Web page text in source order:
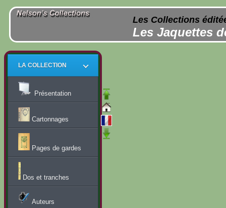
Les Collections
Les Jaquettes
LA COLLECTION
Présentation
Cartonnages
Pages de gardes
Dos et tranches
Auteurs